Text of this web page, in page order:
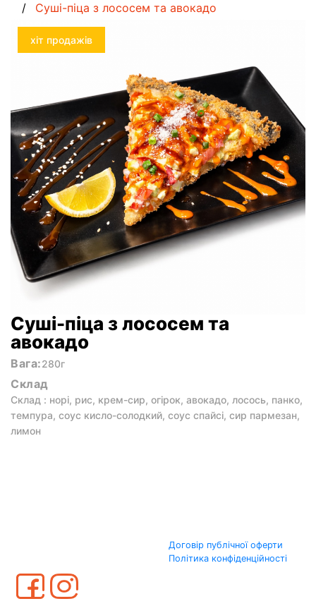
Суші-піца з лососем та авокадо
хіт продажів
Суші-піца з лососем та
авокадо
Вага:280г
Склад
Склад : норі, рис, крем-сир, огірок, авокадо, лосось, панко,
темпура, соус кисло-солодкий, соус спайсі, сир пармезан,
лимон
Договір публічної оферти
Політика конфіденційності